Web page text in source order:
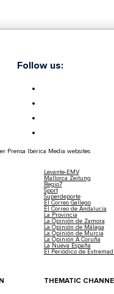
Follow us:
Prensa Ibérica Media websites
Levante-EMV
Mallorca Zeitung
Regio7
Sport
Superdeporte
El Correo Gallego
El Correo de Andalucía
La Provincia
La Opinión de Zamora
La Opinión de Málaga
La Opinión de Murcia
La Opinión A Coruña
La Nueva España
El Periódico de
THEMATIC